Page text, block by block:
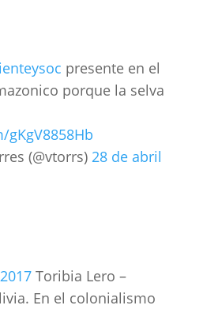
presente en el
porque la selva
(@vtorrs) 28 de abril
Toribia Lero –
En el colonialismo